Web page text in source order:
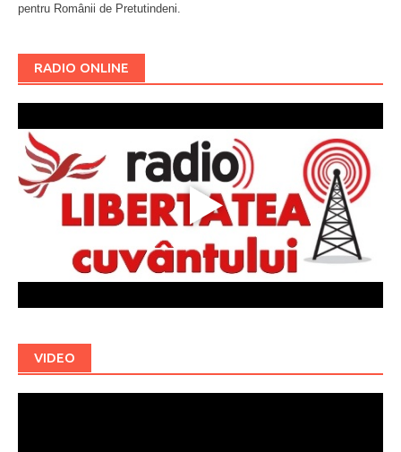
pentru Românii de Pretutindeni.
RADIO ONLINE
VIDEO